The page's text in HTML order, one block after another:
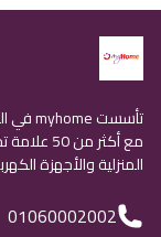
مع أكثر
المنزلية والأجهزة
01060002002